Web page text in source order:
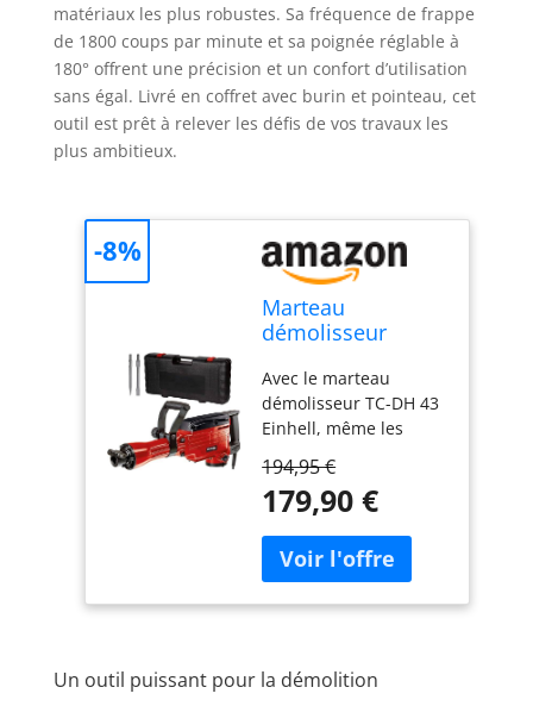
matériaux les plus robustes. Sa fréquence de frappe
de 1800 coups par minute et sa poignée réglable à
180° offrent une précision et un confort d’utilisation
sans égal. Livré en coffret avec burin et pointeau, cet
outil est prêt à relever les défis de vos travaux les
plus ambitieux.
Marteau
démolisseur
Avec le marteau
démolisseur TC-DH 43
Einhell, même les
lourds sont à la portée
des bricoleurs
de puissance assurent
une bonne avancée. La
force de frappe de 43 J
travaux de
194,95 €
179,90 €
-8%
Un outil puissant pour la démolition